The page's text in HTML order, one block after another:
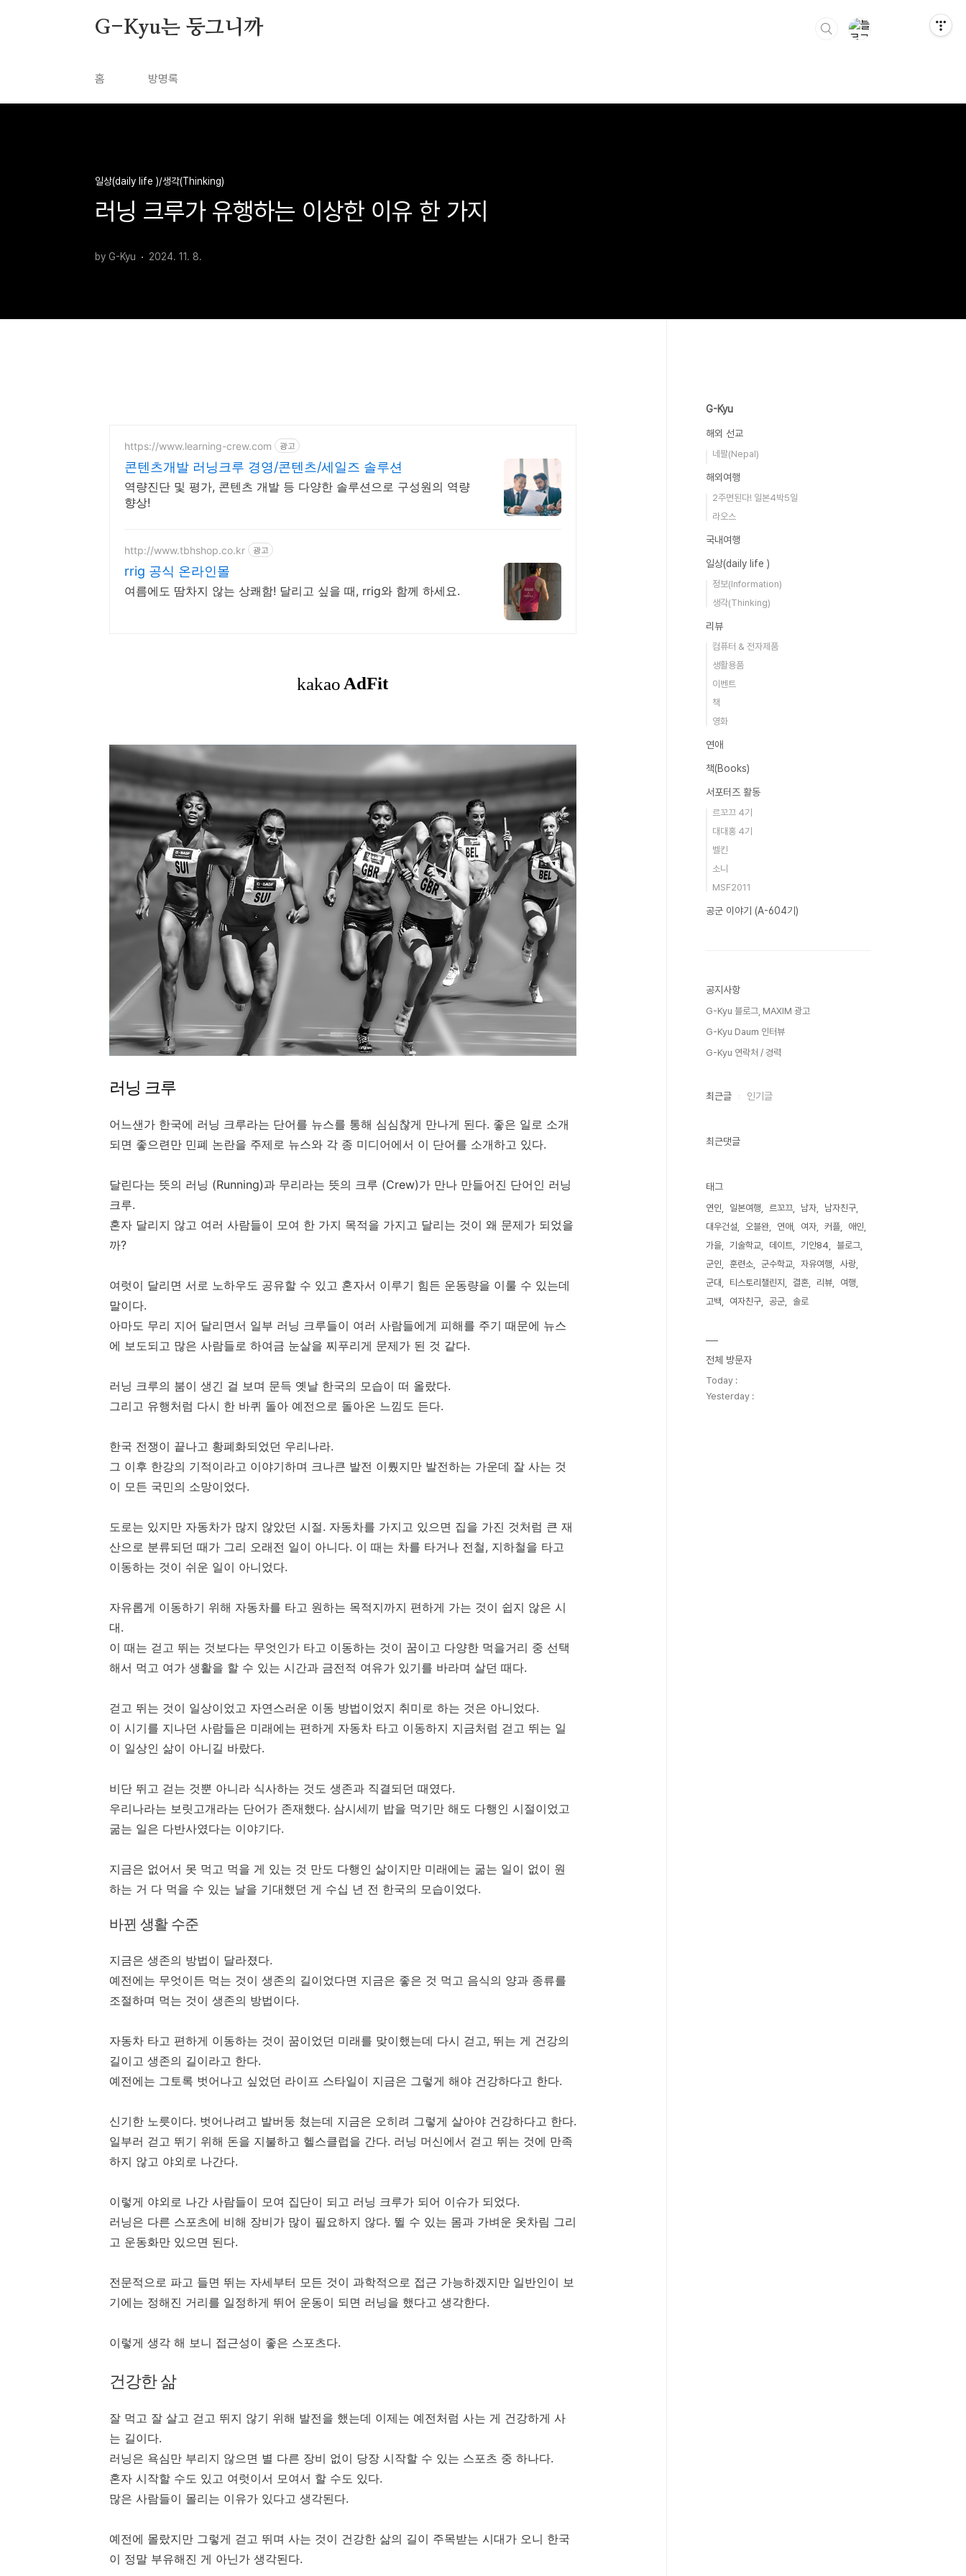
G-Kyu는 둥그니까
홈 방명록
일상(daily life )/생각(Thinking)
러닝 크루가 유행하는 이상한 이유 한 가지
by G-Kyu 2024. 11. 8.
https://www.learning-crew.com 광고
콘텐츠개발 러닝크루 경영/콘텐츠/세일즈 솔루션
역량진단 및 평가, 콘텐츠 개발 등 다양한 솔루션으로 구성원의 역량
향상!
http://www.tbhshop.co.kr 광고
rrig 공식 온라인몰
여름에도 땀차지 않는 상쾌함! 달리고 싶을 때, rrig와 함께 하세요.
러닝 크루
어느샌가 한국에 러닝 크루라는 단어를 뉴스를 통해 심심찮게 만나게 된다. 좋은 일로 소개
되면 좋으련만 민폐 논란을 주제로 뉴스와 각 종 미디어에서 이 단어를 소개하고 있다.
달린다는 뜻의 러닝 (Running)과 무리라는 뜻의 크루 (Crew)가 만나 만들어진 단어인 러닝
크루.
혼자 달리지 않고 여러 사람들이 모여 한 가지 목적을 가지고 달리는 것이 왜 문제가 되었을
까?
여럿이 달리면 서로 노하우도 공유할 수 있고 혼자서 이루기 힘든 운동량을 이룰 수 있는데
말이다.
아마도 무리 지어 달리면서 일부 러닝 크루들이 여러 사람들에게 피해를 주기 때문에 뉴스
에 보도되고 많은 사람들로 하여금 눈살을 찌푸리게 문제가 된 것 같다.
러닝 크루의 붐이 생긴 걸 보며 문득 옛날 한국의 모습이 떠 올랐다.
그리고 유행처럼 다시 한 바퀴 돌아 예전으로 돌아온 느낌도 든다.
한국 전쟁이 끝나고 황폐화되었던 우리나라.
그 이후 한강의 기적이라고 이야기하며 크나큰 발전 이뤘지만 발전하는 가운데 잘 사는 것
이 모든 국민의 소망이었다.
도로는 있지만 자동차가 많지 않았던 시절. 자동차를 가지고 있으면 집을 가진 것처럼 큰 재
산으로 분류되던 때가 그리 오래전 일이 아니다. 이 때는 차를 타거나 전철, 지하철을 타고
이동하는 것이 쉬운 일이 아니었다.
자유롭게 이동하기 위해 자동차를 타고 원하는 목적지까지 편하게 가는 것이 쉽지 않은 시
대.
이 때는 걷고 뛰는 것보다는 무엇인가 타고 이동하는 것이 꿈이고 다양한 먹을거리 중 선택
해서 먹고 여가 생활을 할 수 있는 시간과 금전적 여유가 있기를 바라며 살던 때다.
걷고 뛰는 것이 일상이었고 자연스러운 이동 방법이었지 취미로 하는 것은 아니었다.
이 시기를 지나던 사람들은 미래에는 편하게 자동차 타고 이동하지 지금처럼 걷고 뛰는 일
이 일상인 삶이 아니길 바랐다.
비단 뛰고 걷는 것뿐 아니라 식사하는 것도 생존과 직결되던 때였다.
우리나라는 보릿고개라는 단어가 존재했다. 삼시세끼 밥을 먹기만 해도 다행인 시절이었고
굶는 일은 다반사였다는 이야기다.
지금은 없어서 못 먹고 먹을 게 있는 것 만도 다행인 삶이지만 미래에는 굶는 일이 없이 원
하는 거 다 먹을 수 있는 날을 기대했던 게 수십 년 전 한국의 모습이었다.
바뀐 생활 수준
지금은 생존의 방법이 달라졌다.
예전에는 무엇이든 먹는 것이 생존의 길이었다면 지금은 좋은 것 먹고 음식의 양과 종류를
조절하며 먹는 것이 생존의 방법이다.
자동차 타고 편하게 이동하는 것이 꿈이었던 미래를 맞이했는데 다시 걷고, 뛰는 게 건강의
길이고 생존의 길이라고 한다.
예전에는 그토록 벗어나고 싶었던 라이프 스타일이 지금은 그렇게 해야 건강하다고 한다.
신기한 노릇이다. 벗어나려고 발버둥 쳤는데 지금은 오히려 그렇게 살아야 건강하다고 한다.
일부러 걷고 뛰기 위해 돈을 지불하고 헬스클럽을 간다. 러닝 머신에서 걷고 뛰는 것에 만족
하지 않고 야외로 나간다.
이렇게 야외로 나간 사람들이 모여 집단이 되고 러닝 크루가 되어 이슈가 되었다.
러닝은 다른 스포츠에 비해 장비가 많이 필요하지 않다. 뛸 수 있는 몸과 가벼운 옷차림 그리
고 운동화만 있으면 된다.
전문적으로 파고 들면 뛰는 자세부터 모든 것이 과학적으로 접근 가능하겠지만 일반인이 보
기에는 정해진 거리를 일정하게 뛰어 운동이 되면 러닝을 했다고 생각한다.
이렇게 생각 해 보니 접근성이 좋은 스포츠다.
건강한 삶
잘 먹고 잘 살고 걷고 뛰지 않기 위해 발전을 했는데 이제는 예전처럼 사는 게 건강하게 사
는 길이다.
러닝은 욕심만 부리지 않으면 별 다른 장비 없이 당장 시작할 수 있는 스포츠 중 하나다.
혼자 시작할 수도 있고 여럿이서 모여서 할 수도 있다.
많은 사람들이 몰리는 이유가 있다고 생각된다.
예전에 몰랐지만 그렇게 걷고 뛰며 사는 것이 건강한 삶의 길이 주목받는 시대가 오니 한국
이 정말 부유해진 게 아닌가 생각된다.
G-Kyu
해외 선교
네팔(Nepal)
해외여행
2주면된다! 일본4박5일
라오스
국내여행
일상(daily life )
정보(Information)
생각(Thinking)
리뷰
컴퓨터 & 전자제품
생활용품
이벤트
책
영화
연애
책(Books)
서포터즈 활동
르꼬끄 4기
대대홍 4기
벨킨
소니
MSF2011
공군 이야기 (A-604기)
공지사항
G-Kyu 블로그, MAXIM 광고
G-Kyu Daum 인터뷰
G-Kyu 연락처 / 경력
최근글 인기글
최근댓글
태그
연인 일본여행 르꼬끄 남자
남자친구
대우건설
오블완 연애 여자 커플
애인
가을
기술학교 데이트 기안84
블로그
군인
훈련소 군수학교 자유여행
사랑
군대
티스토리챌린지 결혼 리뷰
여행
고백
여자친구 공군 솔로
전체 방문자
Today :
Yesterday :